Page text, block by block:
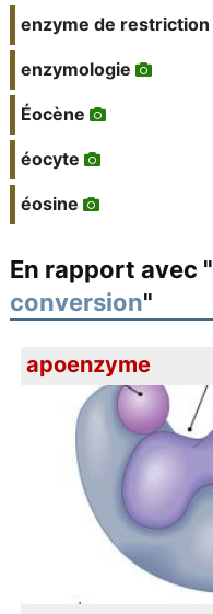
enzyme de restriction
enzymologie
Éocène
éocyte
éosine
En rapport avec "
conversion"
apoenzyme